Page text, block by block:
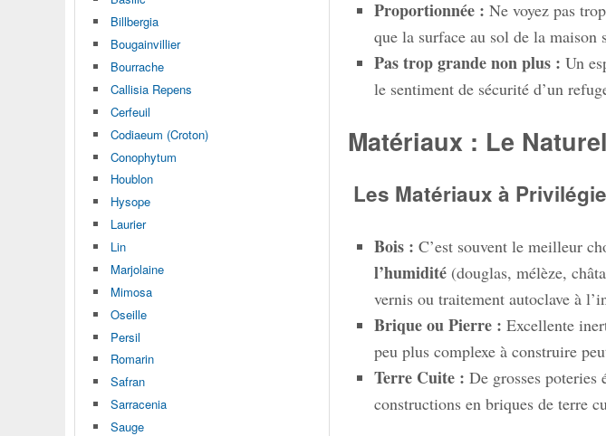
Proportionnée : Ne voyez pas
que la surface au sol de la
Pas trop grande non plus : Un
le sentiment de sécurité d’un
Matériaux : Le
Les Matériaux à
Bois : C’est souvent le meilleur
l’humidité (douglas, mélèze,
vernis ou traitement autoclave à
Brique ou Pierre : Excellente
peu plus complexe à construire
Terre Cuite : De grosses poteries
constructions en briques de terre
Billbergia
Bougainvillier
Bourrache
Callisia Repens
Cerfeuil
Codiaeum (Croton)
Conophytum
Houblon
Hysope
Laurier
Lin
Marjolaine
Mimosa
Oseille
Persil
Romarin
Safran
Sarracenia
Sauge